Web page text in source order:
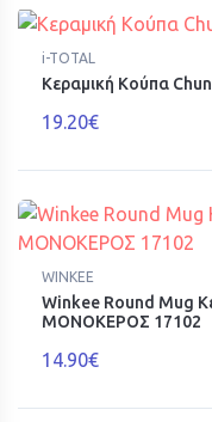
i-TOTAL
Κεραμική Κούπα
19.20€
WINKEE
Winkee Round Mug
ΜΟΝΟΚΕΡΟΣ 17102
14.90€